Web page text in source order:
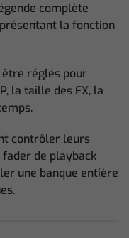
complète
la fonction
réglés pour
la taille des FX, la
contrôler leurs
de playback
une banque entière